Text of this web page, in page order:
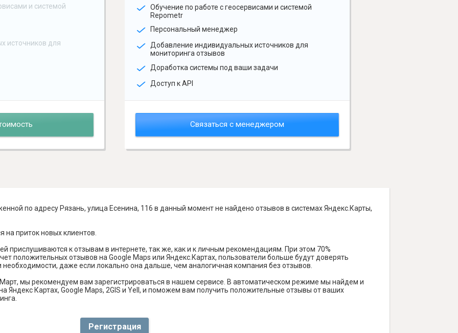
и системой
источников для
Обучение по работе с геосервисами и системой
Repometr
Персональный менеджер
Добавление индивидуальных источников для
мониторинга отзывов
Доработка системы под ваши задачи
Доступ к API
Связаться с менеджером
по адресу Рязань, улица Есенина, 116 в данный момент не найдено отзывов в системах Яндекс.Карты,
на приток новых клиентов.
прислушиваются к отзывам в интернете, так же, как и к личным рекомендациям. При этом 70%
положительных отзывов на Google Maps или Яндекс.Картах, пользователи больше будут доверять
необходимости, даже если локально она дальше, чем аналогичная компания без отзывов.
мы рекомендуем вам зарегистрироваться в нашем сервисе. В автоматическом режиме мы найдем и
Яндекс Картах, Google Maps, 2GIS и Yell, и поможем вам получить положительные отзывы от ваших
Регистрация